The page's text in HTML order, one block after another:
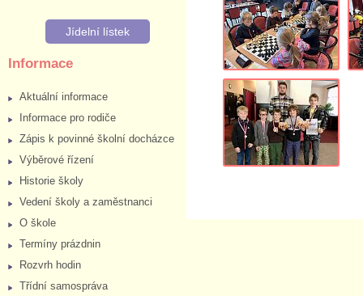
Jídelní lístek
Informace
Aktuální informace
Informace pro rodiče
Zápis k povinné školní docházce
Výběrové řízení
Historie školy
Vedení školy a zaměstnanci
O škole
Termíny prázdnin
Rozvrh hodin
Třídní samospráva